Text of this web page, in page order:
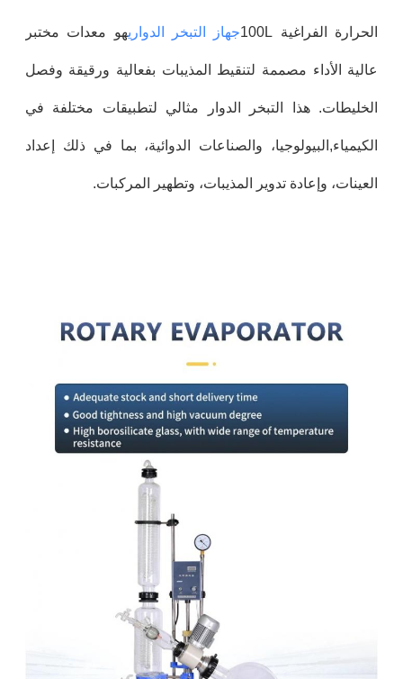
الحرارة الفراغية 100L جهاز التبخر الدواريهو معدات مختبر
عالية الأداء مصممة لتنقيط المذيبات بفعالية ورقيقة وفصل
الخليطات. هذا التبخر الدوار مثالي لتطبيقات مختلفة في
الكيمياء,البيولوجيا، والصناعات الدوائية، بما في ذلك إعداد
العينات، وإعادة تدوير المذيبات، وتطهير المركبات.